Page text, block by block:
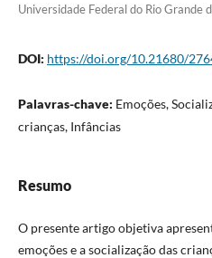
Universidade Federal do Rio Grande
DOI: https://doi.org/10.21680/
Palavras-chave: Emoções,
crianças, Infâncias
Resumo
O presente artigo objetiva
emoções e a socialização das